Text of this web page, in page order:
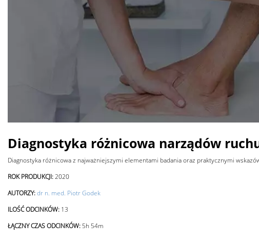
Diagnostyka różnicowa narządów
Diagnostyka różnicowa z najważniejszymi elementami badania oraz praktycznymi
ROK PRODUKCJI:2020
AUTORZY:dr n. med. Piotr Godek
ILOŚĆ ODCINKÓW: 13
ŁĄCZNY CZAS ODCINKÓW: 5h 54m